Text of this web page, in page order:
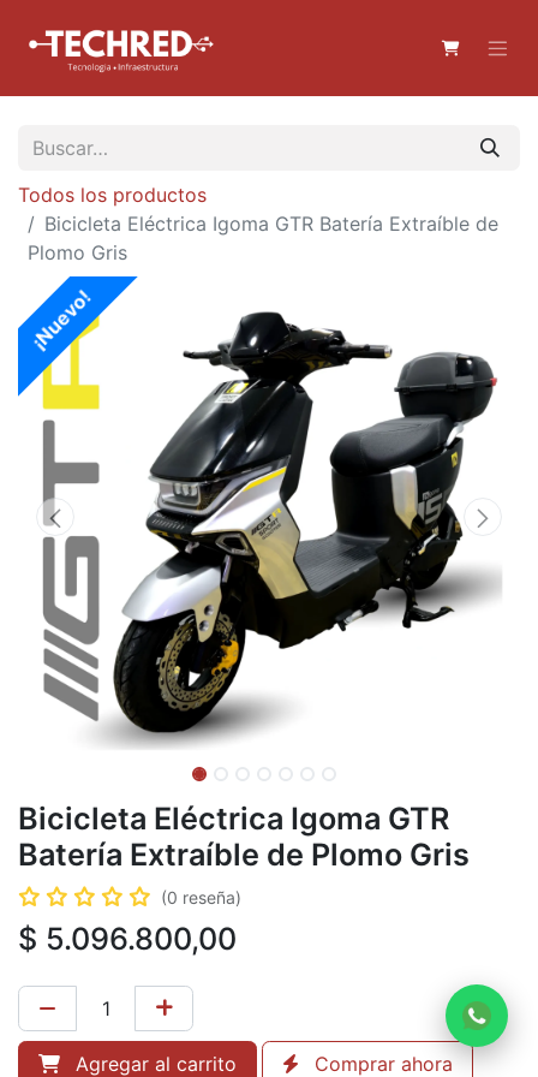
Todos los productos
Bicicleta Eléctrica Igoma GTR Batería Extraíble de
Plomo Gris
¡Nuevo!
Bicicleta Eléctrica Igoma GTR
Batería Extraíble de Plomo Gris
(0 reseña)
$ 5.096.800,00
Agregar al carrito Comprar ahora